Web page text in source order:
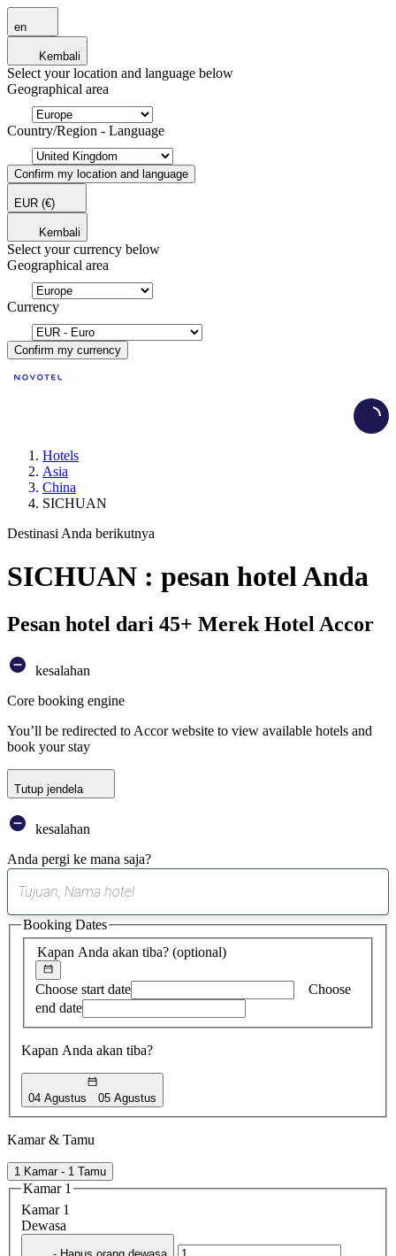
en
Kembali
Select your location and language below
Geographical area
Country/Region - Language
Confirm my location and language
EUR (€)
Kembali
Select your currency below
Geographical area
Currency
Confirm my currency
Hotels
Asia
China
SICHUAN
Destinasi Anda berikutnya
SICHUAN : pesan hotel Anda
Pesan hotel dari 45+ Merek Hotel Accor
kesalahan
Core booking engine
You’ll be redirected to Accor website to view available hotels and
book your stay
Tutup jendela
kesalahan
Anda pergi ke mana saja?
saran
ditemukan
Kapan Anda akan tiba? (optional)
Choose start date
Choose
end date
Kapan Anda akan tiba?
04 Agustus 05 Agustus
Booking Dates
Kamar & Tamu
1 Kamar - 1 Tamu
Kamar 1
Kamar 1
Dewasa